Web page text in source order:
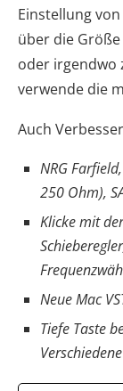
Einstellung
über die
oder irgendwo
verwende die
Auch
NRG
250 Ohm),
Klicke mit
Neue Mac
Tiefe Taste